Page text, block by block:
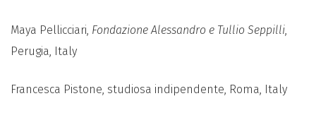
Maya Pellicciari, Fondazione Alessandro e Tullio Seppilli,
Perugia, Italy
Francesca Pistone, studiosa indipendente, Roma, Italy